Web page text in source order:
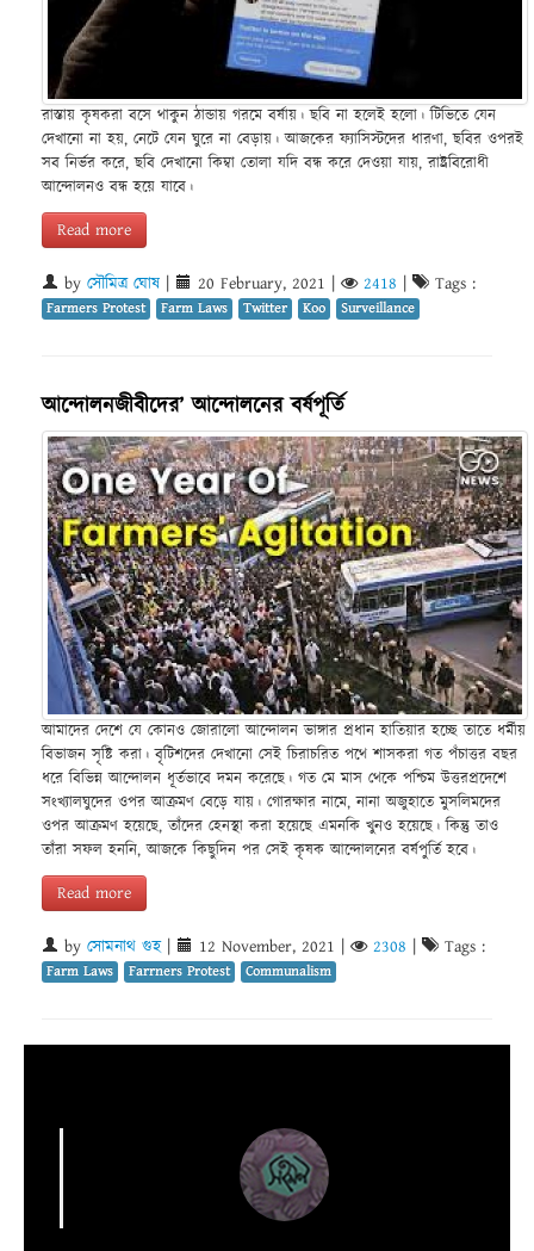
রাস্তায় কৃষকরা বসে থাকুন ঠান্ডায় গরমে বর্ষায়। ছবি না হলেই হলো। টিভিতে যেন
দেখানো না হয়, নেটে যেন ঘুরে না বেড়ায়। আজকের ফ্যাসিস্টদের ধারণা, ছবির ওপরই
সব নির্ভর করে, ছবি দেখানো কিম্বা তোলা যদি বন্ধ করে দেওয়া যায়, রাষ্ট্ৰবিরোধী
আন্দোলনও বন্ধ হয়ে যাবে।
Read more
by সৌমিত্র ঘোষ 20 February, 2021 2418 Tags :
Farmers Protest Farm Laws Twitter Koo Surveillance
আন্দোলনজীবীদের’ আন্দোলনের বর্ষপূর্তি
আমাদের দেশে যে কোনও জোরালো আন্দোলন ভাঙ্গার প্রধান হাতিয়ার হচ্ছে তাতে ধর্মীয়
বিভাজন সৃষ্টি করা। বৃটিশদের দেখানো সেই চিরাচরিত পথে শাসকরা গত পঁচাত্তর বছর
ধরে বিভিন্ন আন্দোলন ধূর্তভাবে দমন করেছে। গত মে মাস থেকে পশ্চিম উত্তরপ্রদেশে
সংখ্যালঘুদের ওপর আক্রমণ বেড়ে যায়। গোরক্ষার নামে, নানা অজুহাতে মুসলিমদের
ওপর আক্রমণ হয়েছে, তাঁদের হেনস্থা করা হয়েছে এমনকি খুনও হয়েছে। কিন্তু তাও
তাঁরা সফল হননি, আজকে কিছুদিন পর সেই কৃষক আন্দোলনের বর্ষপুর্তি হবে।
Read more
by সোমনাথ গুহ| 12 November, 2021 2308 Tags :
Farm Laws Farrners Protest Communalism